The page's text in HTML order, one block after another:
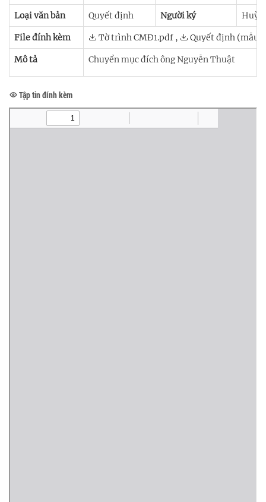
Loại văn bản Quyết định Người ký
File đính kèm Tờ trình CMĐ1.pdf , Quyết định
Mô tả Chuyển mục đích ông Nguyễn Thuật
Tập tin đính kèm